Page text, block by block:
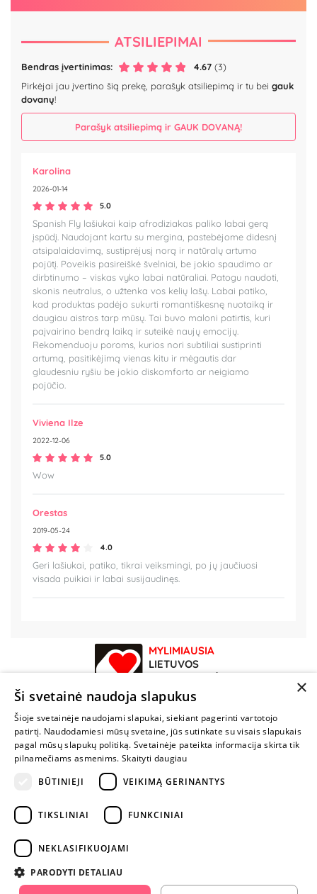
ATSILIEPIMAI
Bendras įvertinimas: 4.67 (3)
Pirkėjai jau įvertino šią prekę, parašyk atsiliepimą ir tu bei gauk
dovanų!
Parašyk atsiliepimą ir GAUK DOVANĄ!
Karolina
2026-01-14
5.0
Spanish Fly lašiukai kaip afrodiziakas paliko labai gerą
įspūdį. Naudojant kartu su mergina, pastebėjome didesnį
atsipalaidavimą, sustiprėjusį norą ir natūralų artumo
pojūtį. Poveikis pasireiškė švelniai, be jokio spaudimo ar
dirbtinumo – viskas vyko labai natūraliai. Patogu naudoti,
skonis neutralus, o užtenka vos kelių lašų. Labai patiko,
kad produktas padėjo sukurti romantiškesnę nuotaiką ir
daugiau aistros tarp mūsų. Tai buvo maloni patirtis, kuri
paįvairino bendrą laiką ir suteikė naujų emocijų.
Rekomenduoju poroms, kurios nori subtiliai sustiprinti
artumą, pasitikėjimą vienas kitu ir mėgautis dar
glaudesniu ryšiu be jokio diskomforto ar neigiamo
pojūčio.
Viviena Ilze
2022-12-06
5.0
Wow
Orestas
2019-05-24
4.0
Geri lašiukai, patiko, tikrai veiksmingi, po jų jaučiuosi
visada puikiai ir labai susijaudinęs.
MYLIMIAUSIA
LIETUVOS
PARDUOTUVĖ
NENUSTOK
ŽAISTI
+370 600 84088
info@fantazijos.lt
instagram.com/fantazijos.lt
×
Ši svetainė naudoja slapukus
Šioje svetainėje naudojami slapukai, siekiant pagerinti vartotojo
patirtį. Naudodamiesi mūsų svetaine, jūs sutinkate su visais slapukais
pagal mūsų slapukų politiką. Svetainėje pateikta informacija skirta tik
pilnamečiams asmenims. Skaityti daugiau
BŪTINIEJI
VEIKIMĄ GERINANTYS
TIKSLINIAI FUNKCINIAI
NEKLASIFIKUOJAMI
PARODYTI DETALIAU